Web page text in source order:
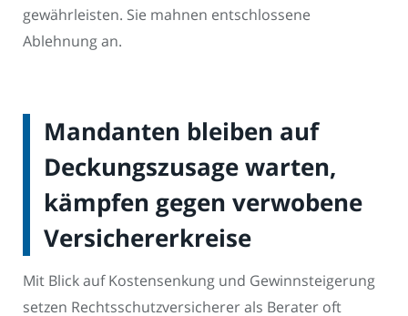
gewährleisten. Sie mahnen entschlossene
Ablehnung an.
Mandanten bleiben auf
Deckungszusage warten,
kämpfen gegen verwobene
Versichererkreise
Mit Blick auf Kostensenkung und Gewinnsteigerung
setzen Rechtsschutzversicherer als Berater oft